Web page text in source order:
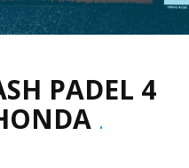
PADEL 4
.